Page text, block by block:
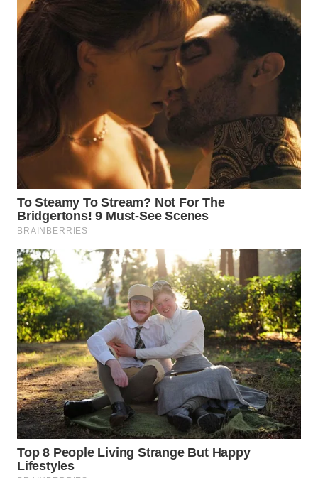
WN
NIAS
WN
TAPANULI
SELATAN
WN
TANJUNG
LESUNG
WN
KARO
WN
SIMALUNGUN
WN
LABUHANBATU
WN
TAPANULI
TENGAH